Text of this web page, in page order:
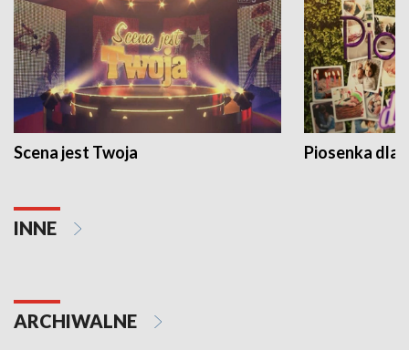
Scena jest Twoja Piosenka dla
INNE
ARCHIWALNE